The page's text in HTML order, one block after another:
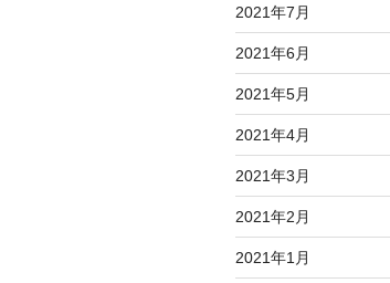
2021年7月
2021年6月
2021年5月
2021年4月
2021年3月
2021年2月
2021年1月